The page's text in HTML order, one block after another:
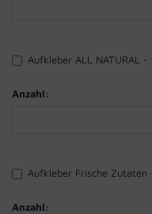
Aufkleber ALL NATURAL
Anzahl:
Aufkleber Frische
Anzahl: